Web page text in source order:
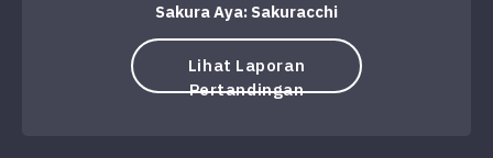
Sakura Aya: Sakuracchi
Lihat Laporan
Pertandingan